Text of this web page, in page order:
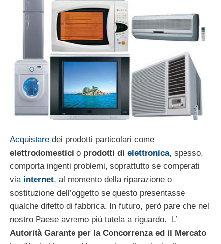
Acquistare dei prodotti particolari come
elettrodomestici o prodotti di elettronica, spesso,
comporta ingenti problemi, soprattutto se comperati
viainternet, al momento della riparazione o
sostituzione dell’oggetto se questo presentasse
qualche difetto di fabbrica. In futuro, però pare che nel
nostro Paese avremo più tutela a riguardo. L’
Autorità Garante per la Concorrenza ed il Mercato